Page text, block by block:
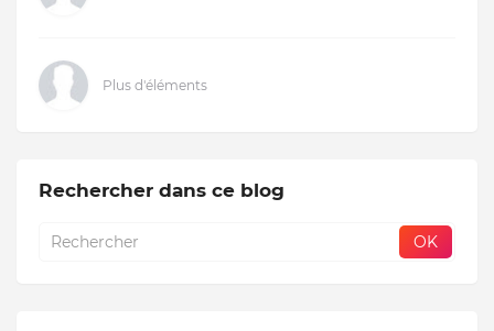
Plus d'éléments
Rechercher dans ce blog